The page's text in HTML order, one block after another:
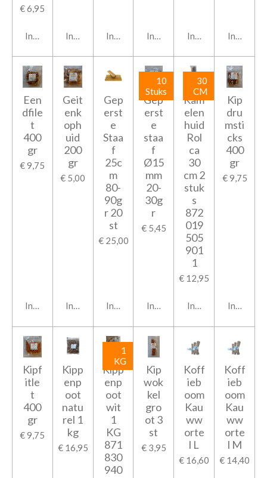
€ 6,95
In winkelwagenIn winkelwagenIn winkelwagenIn winkelwagenIn winkelwagen
In
Een
dfile
t
400
gr
€ 9,75
In winkelwagen
Geit
enk
oph
uid
200
gr
€ 5,00
In winkelwagen
Gep
erst
e
Staa
f
25c
m
80-
90g
r 20
st
€ 25,00
In winkelwagen
10
Stuks
Gep
erst
e
staa
f
Ø15
mm
20-
30g
r
€ 5,45
In winkelwagen
30
CM
Kam
elen
huid
Rol
ca
30
cm 2
stuk
s
872
019
505
901
1
€ 12,95
In winkelwagen
Kip
dru
msti
cks
400
gr
€ 9,75
In
Kipf
itle
t
400
gr
€ 9,75
Kipp
enp
oot
natu
rel 1
kg
€ 16,95
1
KG
Kipp
enp
oot
wit
1
KG
871
830
940
Kip
wok
kel
gro
ot 3
st
€ 3,95
Koff
ieb
oom
Kau
ww
orte
l L
€ 16,60
Koff
ieb
oom
Kau
ww
orte
l M
€ 14,40